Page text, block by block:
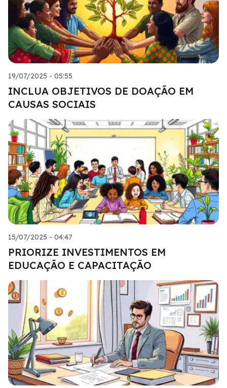
19/07/2025 - 05:55
INCLUA OBJETIVOS DE DOAÇÃO EM
CAUSAS SOCIAIS
15/07/2025 - 04:47
PRIORIZE INVESTIMENTOS EM
EDUCAÇÃO E CAPACITAÇÃO